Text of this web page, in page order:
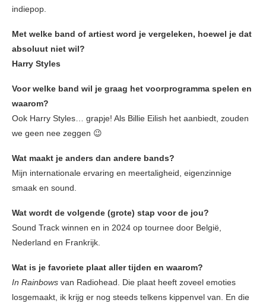
indiepop.
Met welke band of artiest word je vergeleken, hoewel je dat
absoluut niet wil?
Harry Styles
Voor welke band wil je graag het voorprogramma spelen en
waarom?
Ook Harry Styles… grapje! Als Billie Eilish het aanbiedt, zouden
we geen nee zeggen 😉
Wat maakt je anders dan andere bands?
Mijn internationale ervaring en meertaligheid, eigenzinnige
smaak en sound.
Wat wordt de volgende (grote) stap voor de jou?
Sound Track winnen en in 2024 op tournee door België,
Nederland en Frankrijk.
Wat is je favoriete plaat aller tijden en waarom?
In Rainbows van Radiohead. Die plaat heeft zoveel emoties
losgemaakt, ik krijg er nog steeds telkens kippenvel van. En die